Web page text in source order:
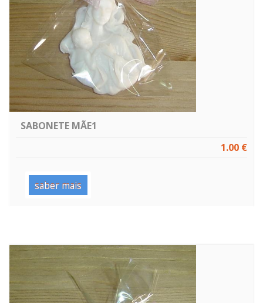
SABONETE MÃE1
1.00 €
saber mais